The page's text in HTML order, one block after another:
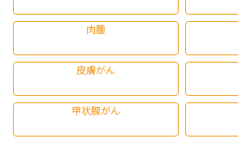
肉腫
皮膚がん
甲状腺がん